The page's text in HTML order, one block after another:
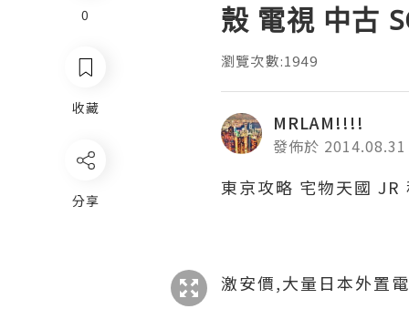
0
收藏
分享
殼 電視 中古
瀏覽次數:1949
MRLAM!!!!
發佈於 2014.08.31
東京攻略 宅物天國 JR
激安價,大量日本外置